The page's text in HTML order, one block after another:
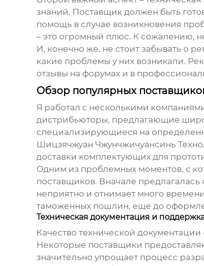
знаний. Поставщик должен быть
помощь в случае возникновения
– это огромный плюс. К сожалению,
И, конечно же, не стоит забывать о
какие проблемы у них возникали.
отзывы на форумах и в
Обзор популярных
Я работал с несколькими
дистрибьюторы, предлагающие
специализирующиеся на
Шицзячжуан Чжунчжичуансинь
доставки комплектующих для
Одним из проблемных моментов, с
поставщиков. Вначале
неприятно и отнимает много
таможенных пошлин, еще до
Техническая документация и
Качество технической
Некоторые поставщики
значительно упрощает процесс